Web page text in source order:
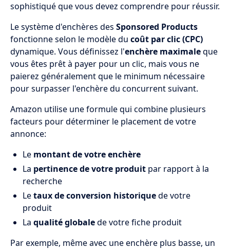
sophistiqué que vous devez comprendre pour réussir.
Le système d'enchères des Sponsored Products
fonctionne selon le modèle du coût par clic (CPC)
dynamique. Vous définissez l'enchère maximaleque
vous êtes prêt à payer pour un clic, mais vous ne
paierez généralement que le minimum nécessaire
pour surpasser l'enchère du concurrent suivant.
Amazon utilise une formule qui combine plusieurs
facteurs pour déterminer le placement de votre
annonce:
Le montant de votre enchère
La pertinence de votre produit par rapport à la
recherche
Letaux de conversion historiquede votre
produit
La qualité globalede votre fiche produit
Par exemple, même avec une enchère plus basse, un